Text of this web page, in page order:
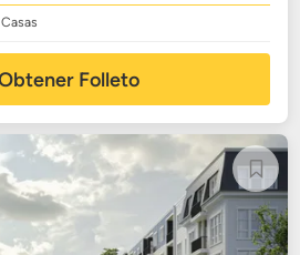
Folleto